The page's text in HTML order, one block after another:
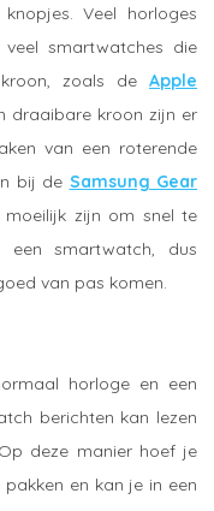
Veel horloges
smartwatches die
zoals de Apple
draaibare kroon zijn er
van een roterende
bij de Samsung Gear
zijn om snel te
een smartwatch, dus
van pas komen.
horloge en een
berichten kan lezen
deze manier hoef je
en kan je in een